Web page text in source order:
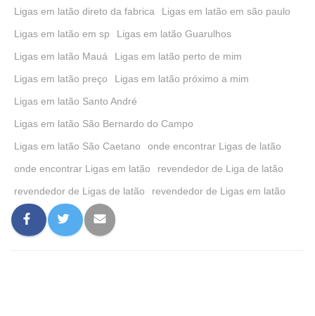
Ligas em latão direto da fabrica
Ligas em latão em são paulo
Ligas em latão em sp
Ligas em latão Guarulhos
Ligas em latão Mauá
Ligas em latão perto de mim
Ligas em latão preço
Ligas em latão próximo a mim
Ligas em latão Santo André
Ligas em latão São Bernardo do Campo
Ligas em latão São Caetano
onde encontrar Ligas de latão
onde encontrar Ligas em latão
revendedor de Liga de latão
revendedor de Ligas de latão
revendedor de Ligas em latão